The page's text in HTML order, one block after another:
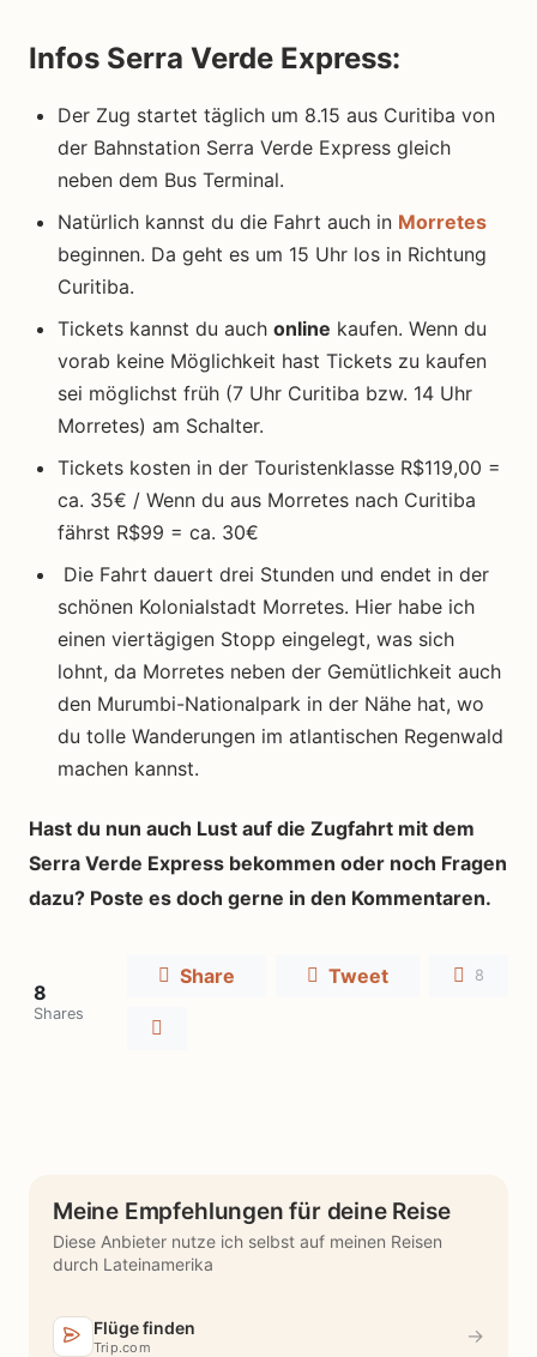
Infos Serra Verde Express:
Der Zug startet täglich um 8.15 aus Curitiba von
der Bahnstation Serra Verde Express gleich
neben dem Bus Terminal.
Natürlich kannst du die Fahrt auch in Morretes
beginnen. Da geht es um 15 Uhr los in Richtung
Curitiba.
Tickets kannst du auch online kaufen. Wenn du
vorab keine Möglichkeit hast Tickets zu kaufen
sei möglichst früh (7 Uhr Curitiba bzw. 14 Uhr
Morretes) am Schalter.
Tickets kosten in der Touristenklasse R$119,00 =
ca. 35€ / Wenn du aus Morretes nach Curitiba
fährst R$99 = ca. 30€
Die Fahrt dauert drei Stunden und endet in der
schönen Kolonialstadt Morretes. Hier habe ich
einen viertägigen Stopp eingelegt, was sich
lohnt, da Morretes neben der Gemütlichkeit auch
den Murumbi-Nationalpark in der Nähe hat, wo
du tolle Wanderungen im atlantischen Regenwald
machen kannst.
Hast du nun auch Lust auf die Zugfahrt mit dem
Serra Verde Express bekommen oder noch Fragen
dazu? Poste es doch gerne in den Kommentaren.
8
Shares
Share Tweet 8
Meine Empfehlungen für deine Reise
Diese Anbieter nutze ich selbst auf meinen Reisen
durch Lateinamerika
Flüge finden
Trip.com →